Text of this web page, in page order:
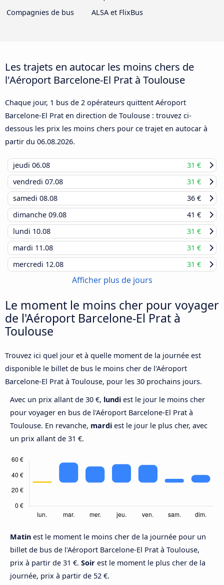
Compagnies de bus
ALSA et FlixBus
Les trajets en autocar les moins chers de
l'Aéroport Barcelone-El Prat à Toulouse
Chaque jour, 1 bus de 2 opérateurs quittent Aéroport
Barcelone-El Prat en direction de Toulouse : trouvez ci-
dessous les prix les moins chers pour ce trajet en autocar à
partir du 06.08.2026.
jeudi 06.08
31 €
vendredi 07.08
31 €
samedi 08.08
36 €
dimanche 09.08
41 €
lundi 10.08
31 €
mardi 11.08
31 €
mercredi 12.08 31 €
Afficher plus de jours
Le moment le moins cher pour voyager
de l'Aéroport Barcelone-El Prat à
Toulouse
Trouvez ici quel jour et à quelle moment de la journée est
disponible le billet de bus le moins cher de l'Aéroport
Barcelone-El Prat à Toulouse, pour les 30 prochains jours.
Avec un prix allant de 30 €, lundi est le jour le moins cher
pour voyager en bus de l'Aéroport Barcelone-El Prat à
Toulouse. En revanche, mardi est le jour le plus cher, avec
un prix allant de 31 €.
Matin est le moment le moins cher de la journée pour un
billet de bus de l'Aéroport Barcelone-El Prat à Toulouse,
prix à partir de 31 €. Soir est le moment le plus cher de la
journée, prix à partir de 52 €.